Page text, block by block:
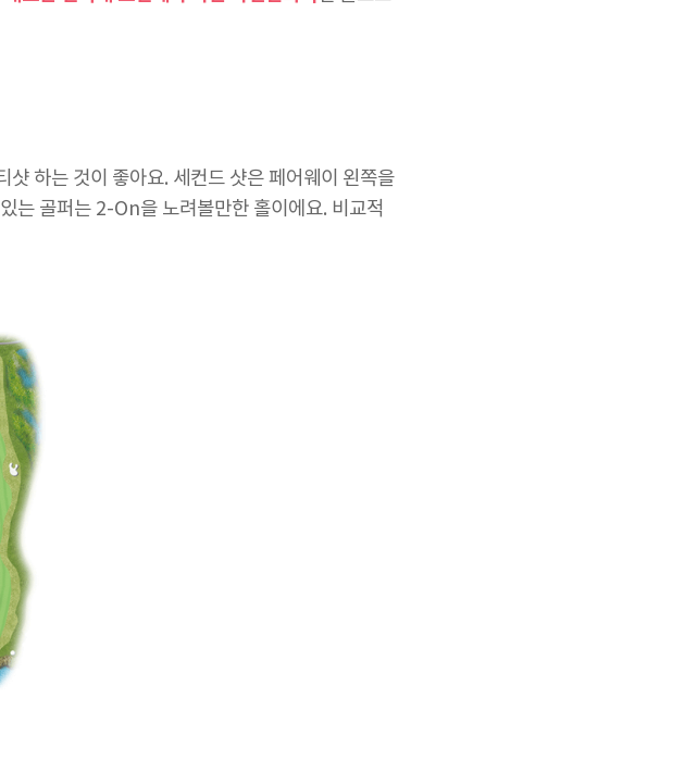
하는 것이 좋아요. 세컨드 샷은 페어웨이 왼쪽을
는 골퍼는 2-On을 노려볼만한 홀이에요. 비교적